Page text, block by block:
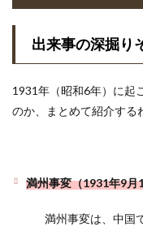
出来事の深掘り
1931年（昭和6年）に起
のか、まとめて紹介する
満州事変（1931年9月
満州事変は、中国